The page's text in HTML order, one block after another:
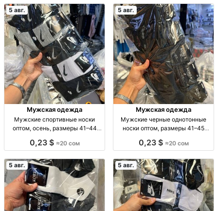
5 авг.
Мужская одежда
Мужские спортивные носки
оптом, осень, размеры 41–44
44, уп. 10 шт., опт.
0,23 $ ≈20 сом
5 авг.
Мужская одежда
Мужские черные однотонные
носки оптом, размеры 41–45
41–45, уп. 10 пар, опт.
0,23 $ ≈20 сом
5 авг. 5 авг.